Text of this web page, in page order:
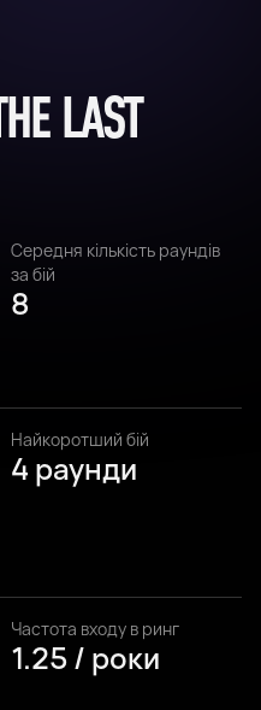
LAST
Середня кількість раундів
за бій
8
Найкоротший бій
4 раунди
Частота входу в ринг
1.25 / роки